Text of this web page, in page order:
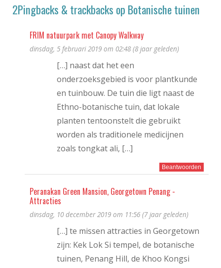
2Pingbacks & trackbacks op Botanische tuinen
FRIM natuurpark met Canopy Walkway
dinsdag, 5 februari 2019 om 02:48 (8 jaar geleden)
[…] naast dat het een
onderzoeksgebied is voor plantkunde
en tuinbouw. De tuin die ligt naast de
Ethno-botanische tuin, dat lokale
planten tentoonstelt die gebruikt
worden als traditionele medicijnen
zoals tongkat ali, […]
Beantwoorden
Peranakan Green Mansion, Georgetown Penang -
Attracties
dinsdag, 10 december 2019 om 11:56 (7 jaar geleden)
[…] te missen attracties in Georgetown
zijn: Kek Lok Si tempel, de botanische
tuinen, Penang Hill, de Khoo Kongsi